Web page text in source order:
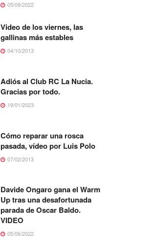
05/09/2022
Video de los viernes, las
gallinas más estables
04/10/2013
Adiós al Club RC La Nucia.
Gracias por todo.
19/01/2023
Cómo reparar una rosca
pasada, vídeo por Luis Polo
07/02/2013
Davide Ongaro gana el Warm
Up tras una desafortunada
parada de Oscar Baldo.
VIDEO
05/06/2022